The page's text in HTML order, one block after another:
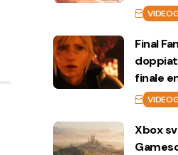
Final
finale
Xbox